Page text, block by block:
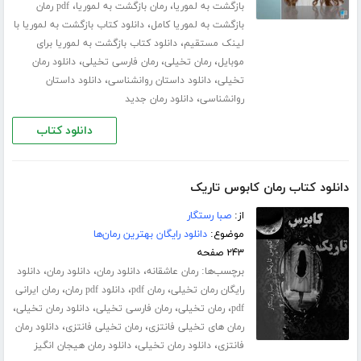
بازگشت به لموریا،رمان بازگشت به لموریا،
pdf رمان
بازگشت به لموریا کامل،دانلود کتاب بازگشت به لموریا با
لینک مستقیم،دانلود کتاب بازگشت به لموریا برای
موبایل،رمان تخیلی،رمان فارسی تخیلی،دانلود رمان
تخیلی،دانلود داستان روانشناسی،دانلود داستان
روانشناسی،دانلود رمان جدید
دانلود کتاب
دانلود کتاب رمان کابوس تاریک
از:صبا رستگار
موضوع:دانلود رایگان بهترین رمان‌ها
۲۴۳ صفحه
برچسب‌ها:رمان عاشقانه،دانلود رمان،دانلود رمان،دانلود
رایگان رمان تخیلی،رمان pdf ،دانلود pdf رمان ،رمان ایرانی
pdf،رمان تخیلی،رمان فارسی تخیلی،دانلود رمان تخیلی،
رمان های تخیلی فانتزی،رمان تخیلی فانتزی،دانلود رمان
فانتزی،دانلود رمان تخیلی،دانلود رمان هیجان انگیز